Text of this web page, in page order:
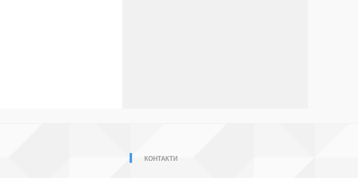
КОНТАКТИ